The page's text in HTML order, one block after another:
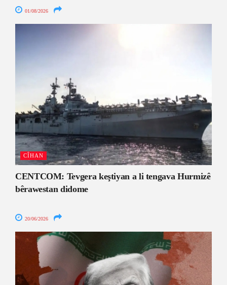
01/08/2026
CÎHAN
CENTCOM: Tevgera keştiyan a li tengava Hurmizê
bêrawestan didome
20/06/2026